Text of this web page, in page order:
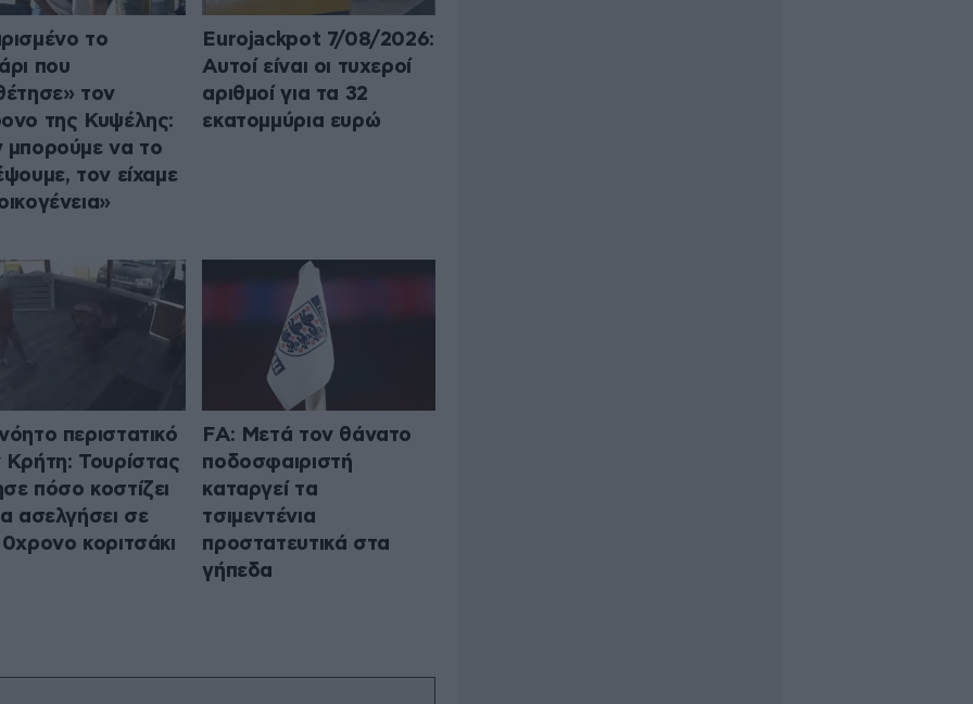
το
που
τον
της Κυψέλης:
μπορούμε να το
τον είχαμε
Eurojackpot 7/08/2026:
Αυτοί είναι οι τυχεροί
αριθμοί για τα 32
εκατομμύρια ευρώ
περιστατικό
Κρήτη: Τουρίστας
πόσο κοστίζει
ασελγήσει σε
κοριτσάκι
FA: Μετά τον θάνατο
ποδοσφαιριστή
καταργεί τα
τσιμεντένια
προστατευτικά στα
γήπεδα